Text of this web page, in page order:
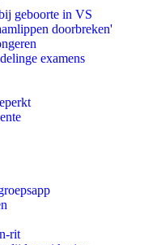
geboorte in VS
doorbreken'
examens
rit